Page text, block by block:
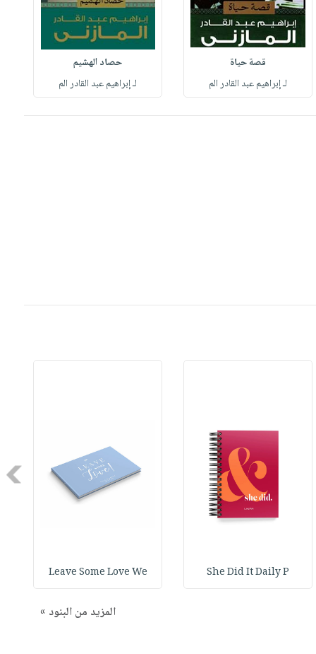
قصة حياة
لـ إبراهيم عبد القادر الم
حصاد الهشيم
لـ إبراهيم عبد القادر الم
She Did It Daily P
Leave Some Love We
المزيد من البنود »